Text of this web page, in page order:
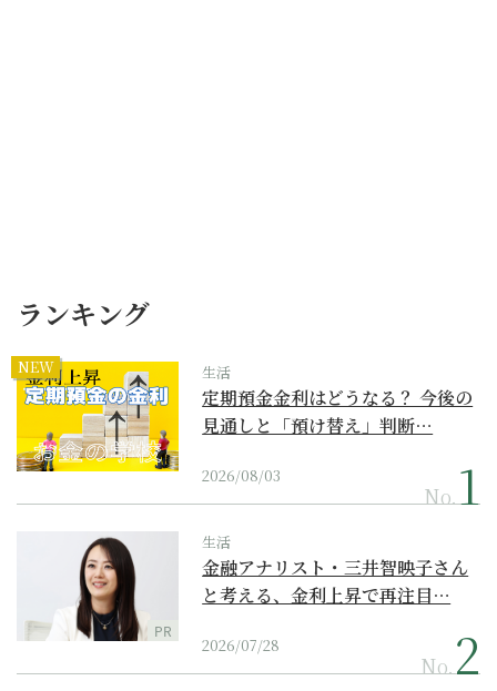
ランキング
NEW 生活
定期預金金利はどうなる？ 今後の
見通しと「預け替え」判断…
2026/08/03
No.
PR
生活
金融アナリスト・三井智映子さん
と考える、金利上昇で再注目…
2026/07/28
No.